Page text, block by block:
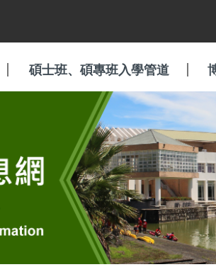
碩士班、碩專班入學管道